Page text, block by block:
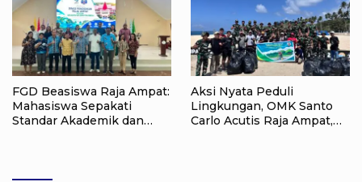
FGD Beasiswa Raja Ampat:
Mahasiswa Sepakati
Standar Akademik dan
Aksi Nyata Peduli
Lingkungan, OMK Santo
Carlo Acutis Raja Ampat,